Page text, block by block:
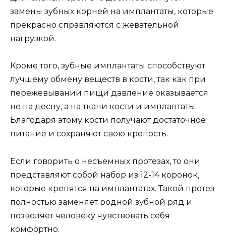
замены зубных корней на имплантаты, которые
прекрасно справляются с жевательной
нагрузкой.
Кроме того, зубные имплантаты способствуют
лучшему обмену веществ в кости, так как при
пережевывании пищи давление оказывается
не на десну, а на ткани кости и имплантаты.
Благодаря этому кости получают достаточное
питание и сохраняют свою крепость.
Если говорить о несъемных протезах, то они
представляют собой набор из 12-14 коронок,
которые крепятся на имплантатах. Такой протез
полностью заменяет родной зубной ряд и
позволяет человеку чувствовать себя
комфортно.